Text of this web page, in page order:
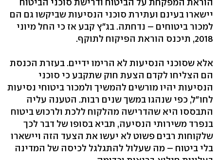
הוראת המפקחת על הביטוח ודרישת סוכני הביטוח
יישארו בעינם ועתירת סוכני הנסיעות שביקשו גם הם
למכור ביטוחים – נדחתה. בג"ץ קבע אז כי החל מיוני
2018, תיכנס הוראת הפיקוח לתוקף.
אלא שסוכני הנסיעות לא הרימו ידיים. בעזרת הכנסת
הם הצליחו לקדם הצעת חוק שתקבע כי סוכני
הנסיעות יהיו מורשים להמשיך ולמכור ביטוחי נסיעות
לחו"ל, כפי שנהגו במשך שנים רבות. הטענה עליה
התבססו היא שהדרישה מהלקוח ללכת ולרכוש ביטוח
בנפרד משירותי הנסיעה, תביא בסופו של דבר לכך
שלקוחות רבים פשוט לא יעשו את הצעד הזה ויישארו
בלי ביטוח – מה שעלול להתגלגל לכיסה של המדינה